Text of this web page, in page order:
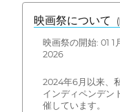
映画祭について
映画祭の開始: 01
2026
2024年6月以来、
インディペンデン
催しています。